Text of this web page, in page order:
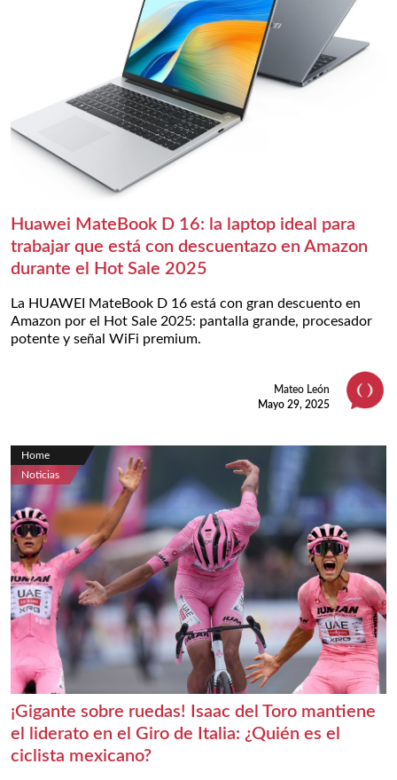
Huawei MateBook D 16: la laptop ideal para
trabajar que está con descuentazo en Amazon
durante el Hot Sale 2025
La HUAWEI MateBook D 16 está con gran descuento en
Amazon por el Hot Sale 2025: pantalla grande, procesador
potente y señal WiFi premium.
Mateo León
Mayo 29, 2025
Home
Noticias
¡Gigante sobre ruedas! Isaac del Toro mantiene
el liderato en el Giro de Italia: ¿Quién es el
ciclista mexicano?